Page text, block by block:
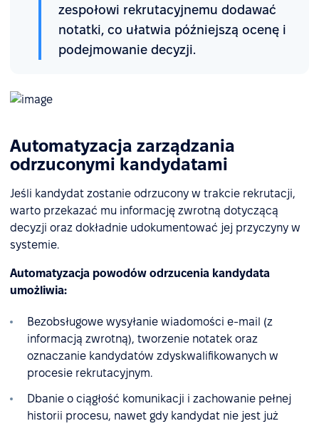
zespołowi rekrutacyjnemu dodawać
notatki, co ułatwia późniejszą ocenę i
podejmowanie decyzji.
Automatyzacja zarządzania
odrzuconymi kandydatami
Jeśli kandydat zostanie odrzucony w trakcie rekrutacji,
warto przekazać mu informację zwrotną dotyczącą
decyzji oraz dokładnie udokumentować jej przyczyny w
systemie.
Automatyzacja powodów odrzucenia kandydata
umożliwia:
Bezobsługowe wysyłanie wiadomości e-mail (z
informacją zwrotną), tworzenie notatek oraz
oznaczanie kandydatów zdyskwalifikowanych w
procesie rekrutacyjnym.
Dbanie o ciągłość komunikacji i zachowanie pełnej
historii procesu, nawet gdy kandydat nie jest już